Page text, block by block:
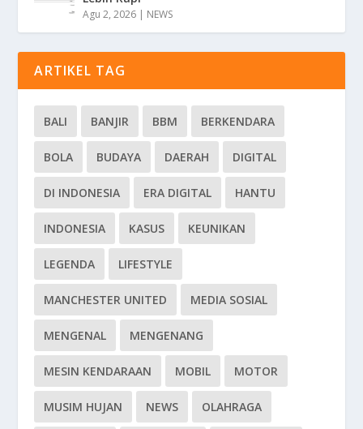
Agu 2, 2026 | NEWS
ARTIKEL TAG
BALI BANJIR BBM BERKENDARA
BOLA BUDAYA DAERAH DIGITAL
DI INDONESIA ERA DIGITAL HANTU
INDONESIA KASUS KEUNIKAN
LEGENDA LIFESTYLE
MANCHESTER UNITED MEDIA SOSIAL
MENGENAL MENGENANG
MESIN KENDARAAN MOBIL MOTOR
MUSIM HUJAN NEWS OLAHRAGA